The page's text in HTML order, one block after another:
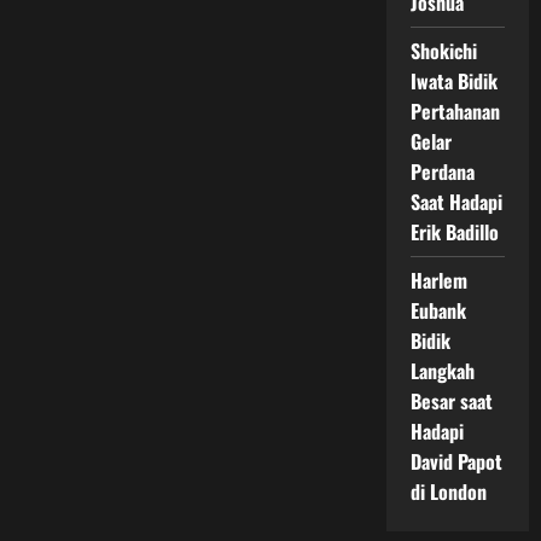
Shokichi
Iwata Bidik
Pertahanan
Gelar
Perdana
Saat Hadapi
Erik Badillo
Harlem
Eubank
Bidik
Langkah
Besar saat
Hadapi
David Papot
di London